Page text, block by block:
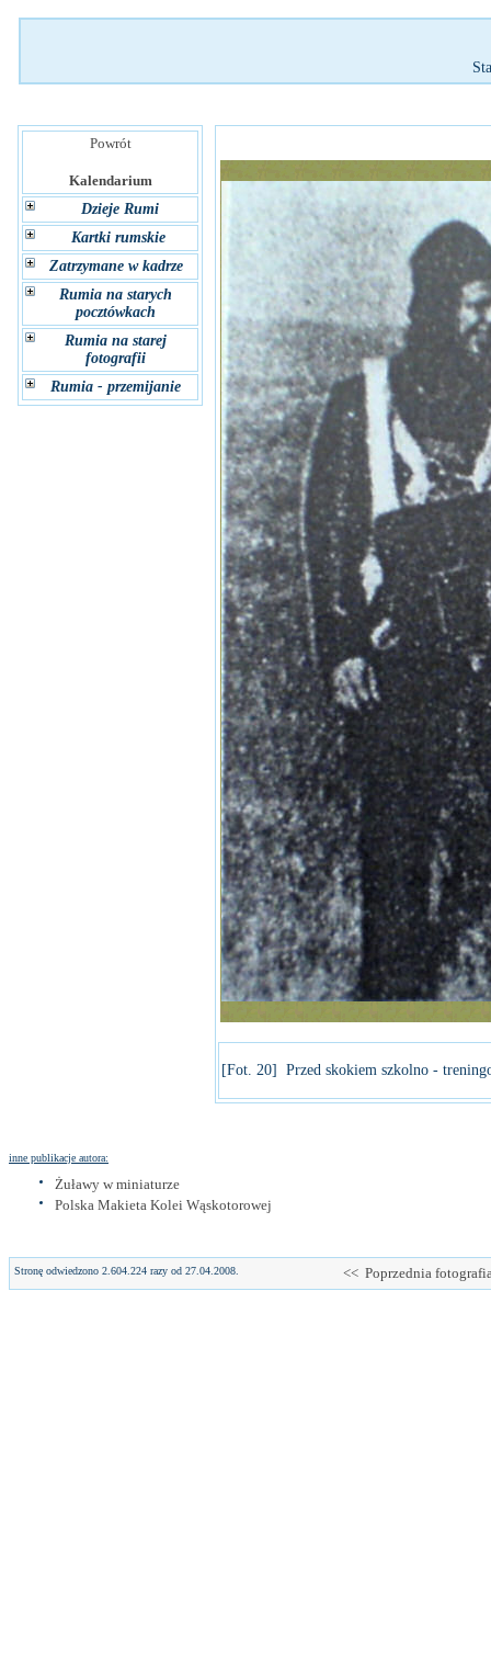
Powrót
Kalendarium
Dzieje Rumi
Kartki rumskie
Zatrzymane w kadrze
Rumia na starych
pocztówkach
Rumia na starej
fotografii
Rumia - przemijanie
[Fot. 20] Przed skokiem szkolno -
inne publikacje autora:
Żuławy w miniaturze
Polska Makieta Kolei Wąskotorowej
Stronę odwiedzono 2.604.224 razy od 27.04.2008. << Poprzednia